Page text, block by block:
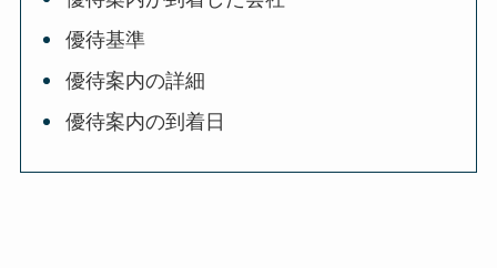
優待基準
優待案内の詳細
優待案内の到着日